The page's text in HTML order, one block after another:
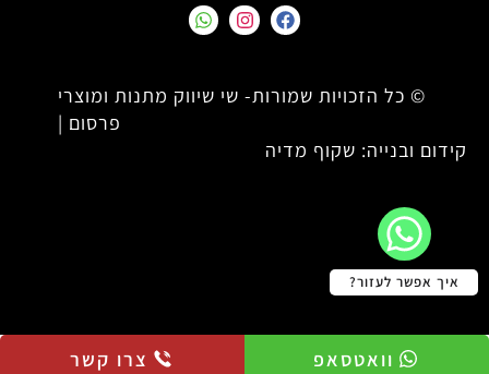
© כל הזכויות שמורות- שי שיווק מתנות ומוצרי
פרסום |
קידום ובנייה: שקוף מדיה
איך אפשר לעזור?
וואטסאפ צרו קשר